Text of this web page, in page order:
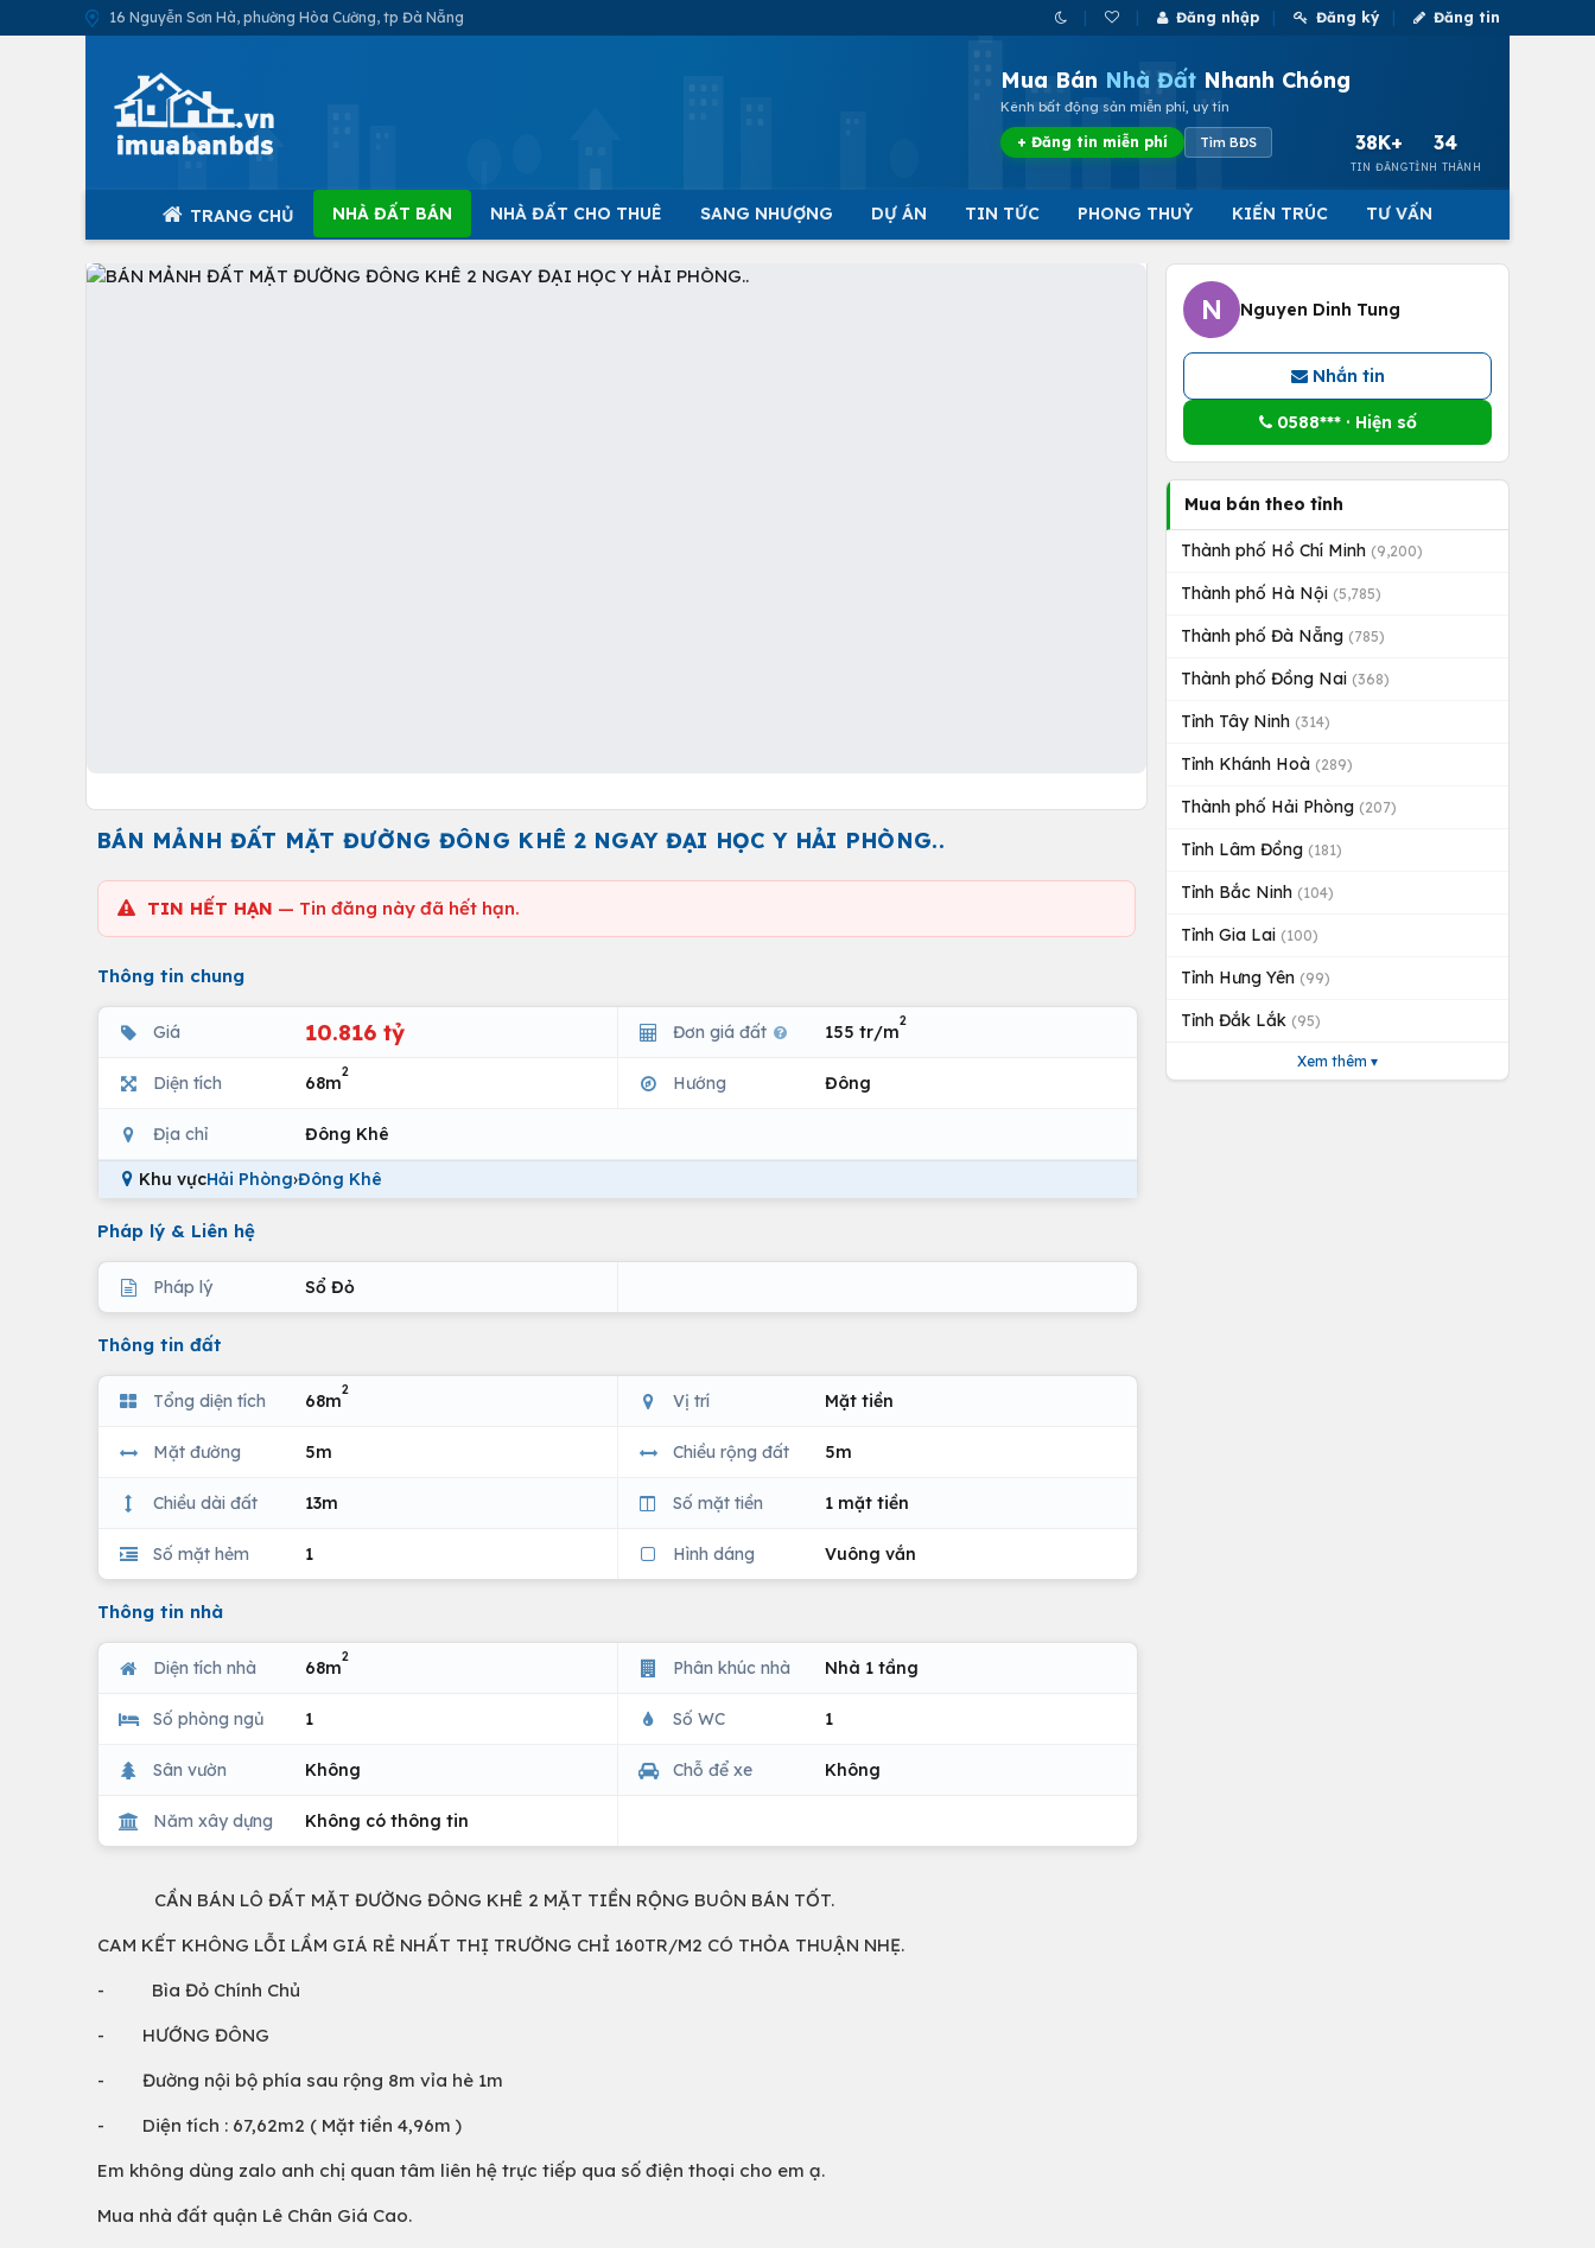
16 Nguyễn Sơn Hà, phường Hòa Cường, tp Đà Nẵng Đăng nhập Đăng ký Đăng tin
Mua Bán Nhà Đất Nhanh Chóng
Kênh bất động sản miễn phí, uy tín
+ Đăng tin miễn phí Tìm BĐS 38K+
TIN ĐĂNG
34
TỈNH THÀNH
TRANG CHỦ NHÀ ĐẤT BÁN NHÀ ĐẤT CHO THUÊ SANG NHƯỢNG DỰ ÁN TIN TỨC PHONG THUỶ KIẾN TRÚC TƯ VẤN
BÁN MẢNH ĐẤT MẶT ĐƯỜNG ĐÔNG KHÊ 2 NGAY ĐẠI HỌC Y HẢI PHÒNG..
TIN HẾT HẠN — Tin đăng này đã hết hạn.
Thông tin chung
Giá 10.816 tỷ Đơn giá đất 155 tr/m
2
Diện tích 68m
2
Hướng Đông
Địa chỉ Đông Khê
Khu vựcHải Phòng›Đông Khê
Pháp lý & Liên hệ
Pháp lý Sổ Đỏ
Thông tin đất
Tổng diện tích 68m
2
Vị trí Mặt tiền
Mặt đường 5m Chiều rộng đất 5m
Chiều dài đất 13m Số mặt tiền 1 mặt tiền
Số mặt hẻm 1 Hình dáng Vuông vắn
Thông tin nhà
Diện tích nhà 68m
2
Phân khúc nhà Nhà 1 tầng
Số phòng ngủ 1 Số WC 1
Sân vườn Không Chỗ để xe Không
Năm xây dựng Không có thông tin
CẦN BÁN LÔ ĐẤT MẶT ĐƯỜNG ĐÔNG KHÊ 2 MẶT TIỀN RỘNG BUÔN BÁN TỐT.
CAM KẾT KHÔNG LỖI LẦM GIÁ RẺ NHẤT THỊ TRƯỜNG CHỈ 160TR/M2 CÓ THỎA THUẬN NHẸ.
- Bìa Đỏ Chính Chủ
- HƯỚNG ĐÔNG
- Đường nội bộ phía sau rộng 8m vỉa hè 1m
- Diện tích : 67,62m2 ( Mặt tiền 4,96m )
Em không dùng zalo anh chị quan tâm liên hệ trực tiếp qua số điện thoại cho em ạ.
Mua nhà đất quận Lê Chân Giá Cao.
N Nguyen Dinh Tung
Nhắn tin
0588*** · Hiện số
Mua bán theo tỉnh
Thành phố Hồ Chí Minh (9,200)
Thành phố Hà Nội (5,785)
Thành phố Đà Nẵng (785)
Thành phố Đồng Nai (368)
Tỉnh Tây Ninh (314)
Tỉnh Khánh Hoà (289)
Thành phố Hải Phòng (207)
Tỉnh Lâm Đồng (181)
Tỉnh Bắc Ninh (104)
Tỉnh Gia Lai (100)
Tỉnh Hưng Yên (99)
Tỉnh Đắk Lắk (95)
Xem thêm ▾